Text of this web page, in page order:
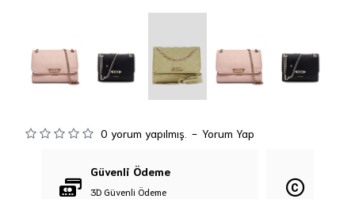
0 yorum yapılmış. - Yorum Yap
Güvenli Ödeme
3D Güvenli Ödeme